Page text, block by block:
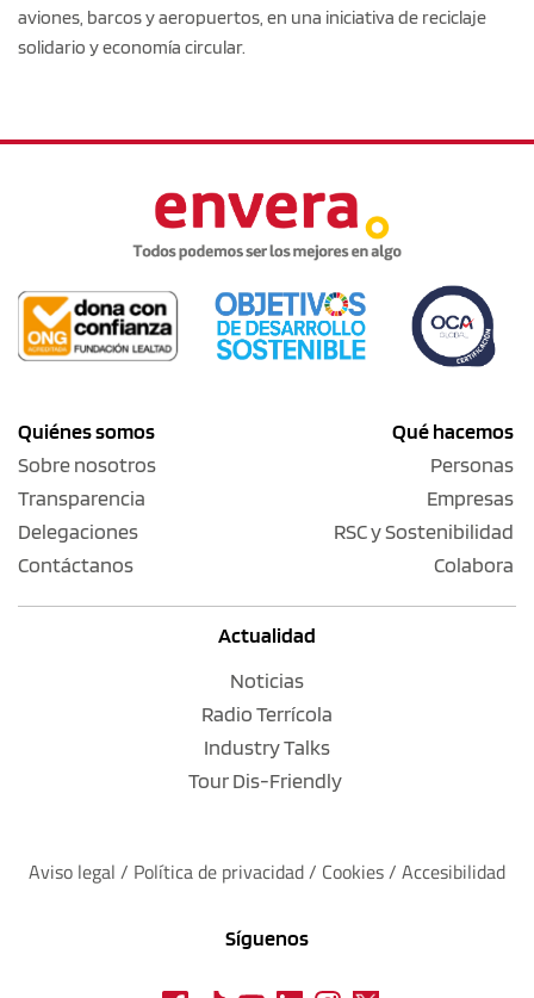
aviones, barcos y aeropuertos, en una iniciativa de reciclaje
solidario y economía circular.
Quiénes somos
Sobre nosotros
Transparencia
Delegaciones
Contáctanos
Qué hacemos
Personas
Empresas
RSC y Sostenibilidad
Colabora
Actualidad
Noticias
Radio Terrícola
Industry Talks
Tour Dis-Friendly
Aviso legal / Política de privacidad / Cookies / Accesibilidad
Síguenos